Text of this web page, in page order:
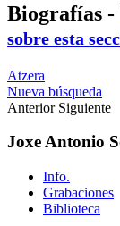
Biografías
sobre esta
Atzera
Nueva búsqueda
Anterior Siguiente
Joxe Antonio
Info.
Grabaciones
Biblioteca